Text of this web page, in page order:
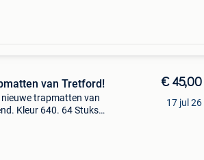
van Tretford!
trapmatten van
Kleur 640. 64 Stuks
€ 45,00
17 jul 26